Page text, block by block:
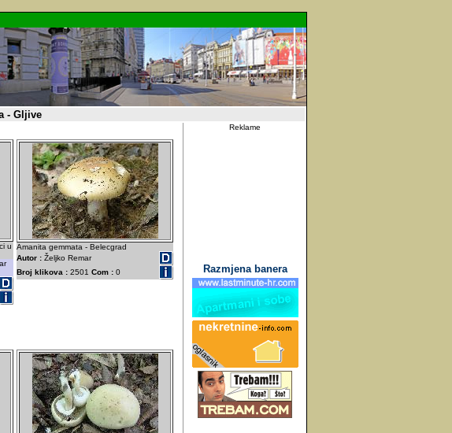
- Gljive
u
Amanita gemmata - Belecgrad
Autor : Željko Remar
Broj klikova : 2501 Com : 0
Reklame
Razmjena banera